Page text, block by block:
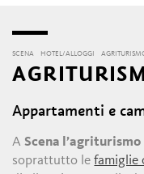
SCENA HOTEL/ALLOGGI
Appartamenti e
AScena l’agriturismo
soprattutto lefamiglie